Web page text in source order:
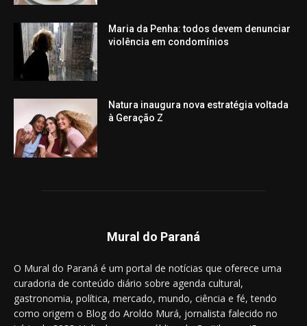
Maria da Penha: todos devem denunciar
violência em condomínios
Natura inaugura nova estratégia voltada
à Geração Z
Mural do Paraná
O Mural do Paraná é um portal de notícias que oferece uma
curadoria de conteúdo diário sobre agenda cultural,
gastronomia, política, mercado, mundo, ciência e fé, tendo
como origem o Blog do Aroldo Murá, jornalista falecido no